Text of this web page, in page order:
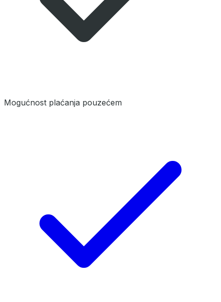
Mogućnost plaćanja pouzećem